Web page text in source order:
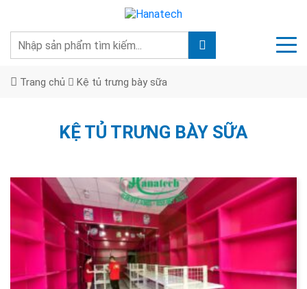
Trang chủ Kệ tủ trưng bày sữa
KỆ TỦ TRƯNG BÀY SỮA